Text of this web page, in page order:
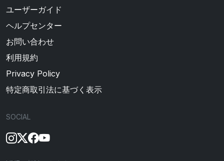
ユーザーガイド
ヘルプセンター
お問い合わせ
利用規約
Privacy Policy
特定商取引法に基づく表示
SOCIAL